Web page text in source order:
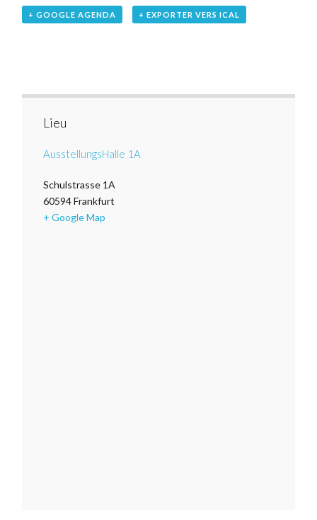
+ GOOGLE AGENDA + EXPORTER VERS ICAL
Lieu
AusstellungsHalle 1A
Schulstrasse 1A
60594Frankfurt
+ Google Map